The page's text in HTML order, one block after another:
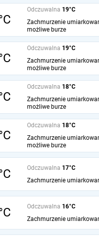
Odczuwalna 19°C
Zachmurzenie
możliwe burze
Odczuwalna 19°C
Zachmurzenie
możliwe burze
Odczuwalna 18°C
Zachmurzenie
możliwe burze
Odczuwalna 18°C
Zachmurzenie
możliwe burze
Odczuwalna 17°C
Zachmurzenie
Odczuwalna 16°C
Zachmurzenie